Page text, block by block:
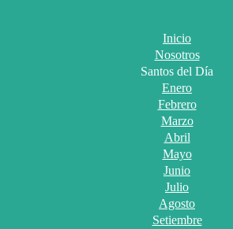
Inicio
Nosotros
Santos del Día
Enero
Febrero
Marzo
Abril
Mayo
Junio
Julio
Agosto
Setiembre